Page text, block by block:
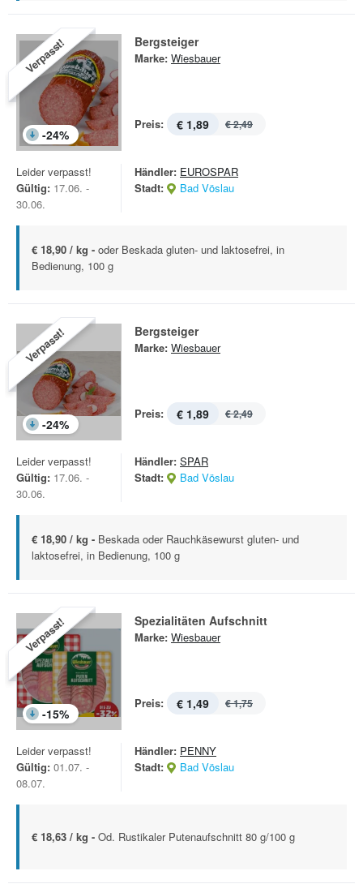
Verpasst!
-24%
Bergsteiger
Marke: Wiesbauer
Preis: € 1,89 € 2,49
Leider verpasst!
Gültig: 17.06. -
30.06.
Händler: EUROSPAR
Stadt:
Bad Vöslau
€ 18,90 / kg - oder Beskada gluten- und laktosefrei, in
Bedienung, 100 g
Verpasst!
-24%
Bergsteiger
Marke: Wiesbauer
Preis: € 1,89 € 2,49
Leider verpasst!
Gültig: 17.06. -
30.06.
Händler: SPAR
Stadt:
Bad Vöslau
€ 18,90 / kg - Beskada oder Rauchkäsewurst gluten- und
laktosefrei, in Bedienung, 100 g
Verpasst!
-15%
Spezialitäten Aufschnitt
Marke: Wiesbauer
Preis: € 1,49 € 1,75
Leider verpasst!
Gültig: 01.07. -
08.07.
Händler: PENNY
Stadt:
Bad Vöslau
€ 18,63 / kg - Od. Rustikaler Putenaufschnitt 80 g/100 g